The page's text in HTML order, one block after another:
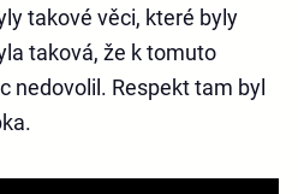
takové věci, které byly
taková, že k tomuto
nedovolil. Respekt tam byl